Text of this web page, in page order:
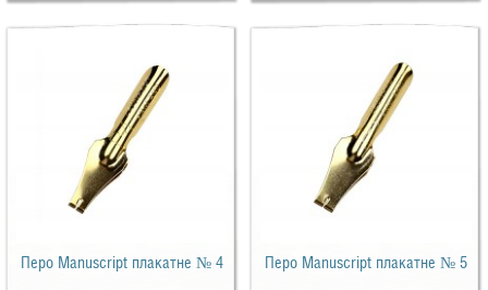
Перо Manuscript плакатне № 4 Перо Manuscript плакатне № 5